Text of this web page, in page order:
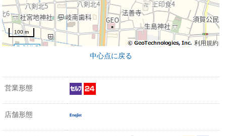
利用規約
100 m
中心点に戻る
営業形態
店舗形態